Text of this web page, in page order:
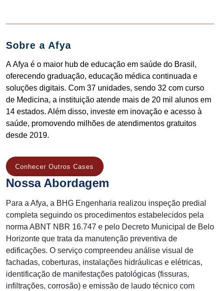
Sobre a Afya
AAfya é o maior hub de educação em saúde do Brasil,
oferecendo graduação, educação médica continuada e
soluções digitais. Com 37 unidades, sendo 32 com curso
de Medicina, a instituição atende mais de 20 mil alunos em
14 estados. Além disso, investe em inovação e acesso à
saúde, promovendo milhões de atendimentos gratuitos
desde 2019.
Conhecer Outros Cases
Nossa Abordagem
Para a Afya, a BHG Engenharia realizou inspeção predial
completa seguindo os procedimentos estabelecidos pela
norma ABNT NBR 16.747 e pelo Decreto Municipal de Belo
Horizonte que trata da manutenção preventiva de
edificações. O serviço compreendeu análise visual de
fachadas, coberturas, instalações hidráulicas e elétricas,
identificação de manifestações patológicas (fissuras,
infiltrações, corrosão) e emissão de laudo técnico com